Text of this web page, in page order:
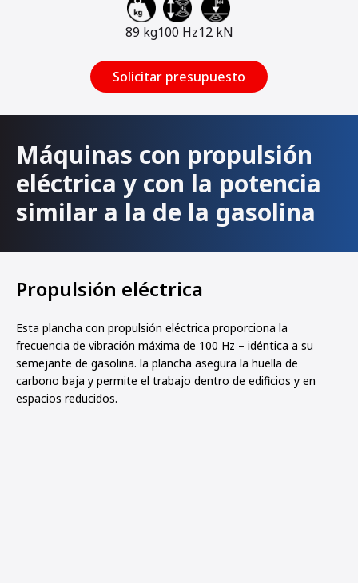
89 kg100 Hz12 kN
Solicitar presupuesto
Máquinas con propulsión
eléctrica y con la potencia
similar a la de la gasolina
Propulsión eléctrica
Esta plancha con propulsión eléctrica proporciona la
frecuencia de vibración máxima de 100 Hz – idéntica a su
semejante de gasolina. la plancha asegura la huella de
carbono baja y permite el trabajo dentro de edificios y en
espacios reducidos.